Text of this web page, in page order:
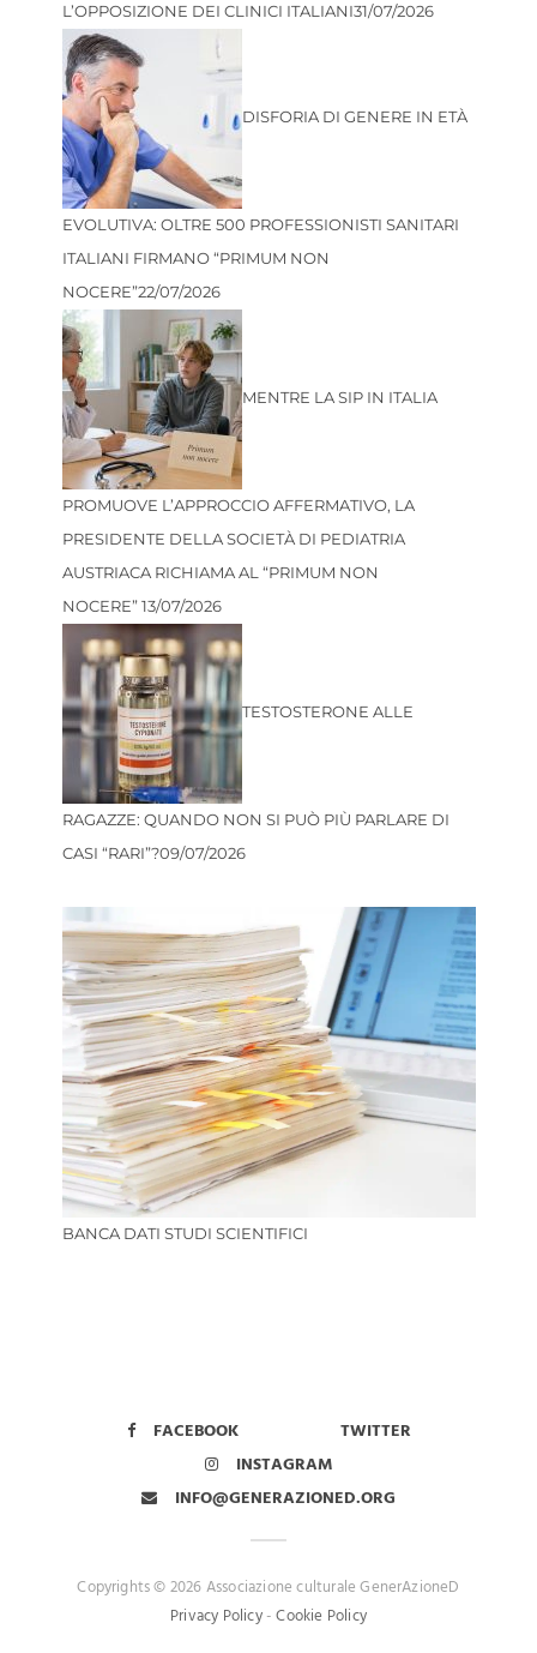
L’OPPOSIZIONE DEI CLINICI ITALIANI31/07/2026
DISFORIA DI GENERE IN ETÀ
EVOLUTIVA: OLTRE 500 PROFESSIONISTI SANITARI
ITALIANI FIRMANO “PRIMUM NON
NOCERE”22/07/2026
MENTRE LA SIP IN ITALIA
PROMUOVE L’APPROCCIO AFFERMATIVO, LA
PRESIDENTE DELLA SOCIETÀ DI PEDIATRIA
AUSTRIACA RICHIAMA AL “PRIMUM NON
NOCERE”13/07/2026
TESTOSTERONE ALLE
RAGAZZE: QUANDO NON SI PUÒ PIÙ PARLARE DI
CASI “RARI”?09/07/2026
BANCA DATI STUDI SCIENTIFICI
FACEBOOK
TWITTER
INSTAGRAM
INFO@GENERAZIONED.ORG
Copyrights © 2026 Associazione culturale GenerAzioneD
Privacy Policy-Cookie Policy